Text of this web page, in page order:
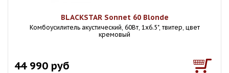
BLACKSTAR Sonnet 60 Blonde
Комбоусилитель акустический, 60Вт, 1х6.5", твитер, цвет
кремовый
44 990 руб